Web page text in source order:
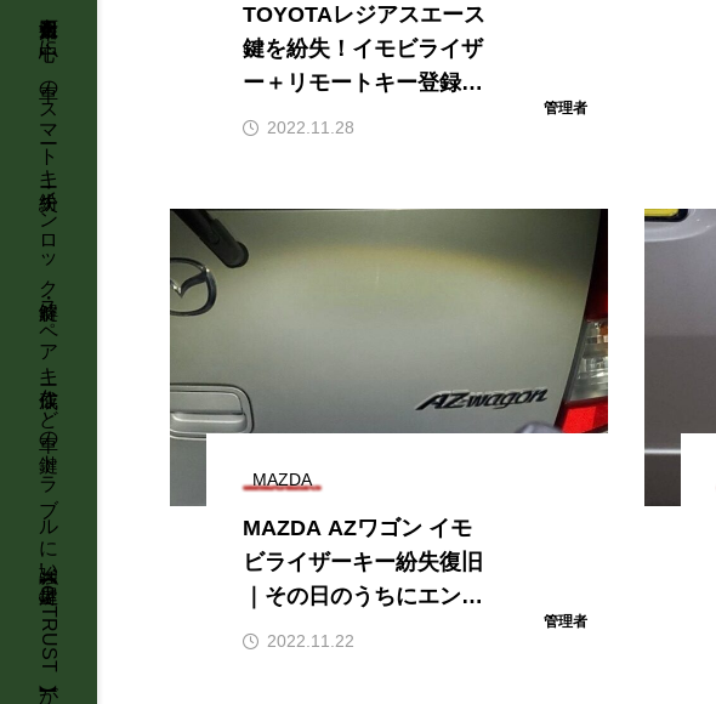
石川県金沢市を中心に、車のスマートキー紛失・インロック解錠・スペアキー作成など車の鍵トラブルに強い鍵屋【KeyTRUST】が最短即日で出張対応します。
TOYOTAレジアスエース
鍵を紛失！イモビライザ
ー＋リモートキー登録で
即日エンジン始動【平成
管理者
2022.11.28
MAZDA
MAZDA AZワゴン イモ
ビライザーキー紛失復旧
｜その日のうちにエンジ
ン始動！石川県全域へ明
管理者
2022.11.22